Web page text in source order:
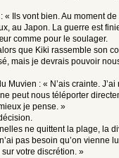
Ils vont bien. Au moment de
au Japon. La guerre est
comme pour le soulager.
que Kiki rassemble son
mais je devrais pouvoir
Muvien : « N’ais crainte.
peut nous téléporter
je pense. »
ne quittent la plage, la
pas besoin qu’on vienne
votre discrétion. »